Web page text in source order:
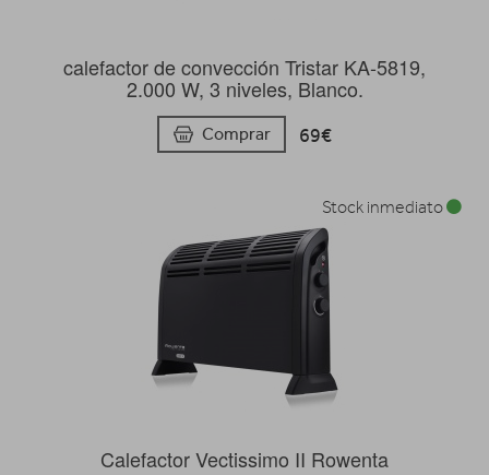
calefactor de convección Tristar KA-5819,
2.000 W, 3 niveles, Blanco.
Comprar 69€
Calefactor Vectissimo II Rowenta
Stock inmediato